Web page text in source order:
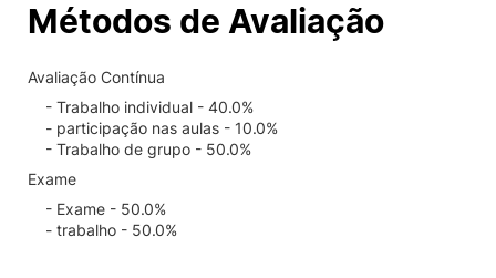
Métodos de Avaliação
Avaliação Contínua
- Trabalho individual - 40.0%
- participação nas aulas - 10.0%
- Trabalho de grupo - 50.0%
Exame
- Exame - 50.0%
- trabalho - 50.0%